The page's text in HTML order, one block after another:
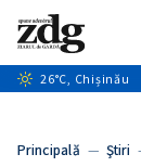
+14
Caută
26°C, Chișinău
Principală — Ştiri